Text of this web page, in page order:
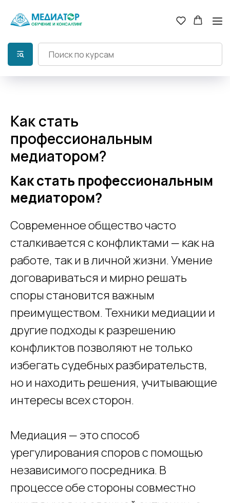
Как стать
профессиональным
медиатором?
Как стать профессиональным
медиатором?
Современное общество часто
сталкивается с конфликтами — как на
работе, так и в личной жизни. Умение
договариваться и мирно решать
споры становится важным
преимуществом. Техники медиации и
другие подходы к разрешению
конфликтов позволяют не только
избегать судебных разбирательств,
но и находить решения, учитывающие
интересы всех сторон.
Медиация — это способ
урегулирования споров с помощью
независимого посредника. В
процессе обе стороны совместно